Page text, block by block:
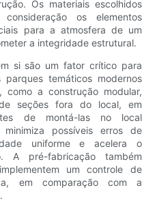
Os materiais escolhidos
os elementos
para a atmosfera de um
a integridade estrutural.
si são um fator crítico para
temáticos modernos
como a construção modular,
seções fora do local, em
de montá-las no local
possíveis erros de
uniforme e acelera o
A pré-fabricação também
um controle de
em comparação com a